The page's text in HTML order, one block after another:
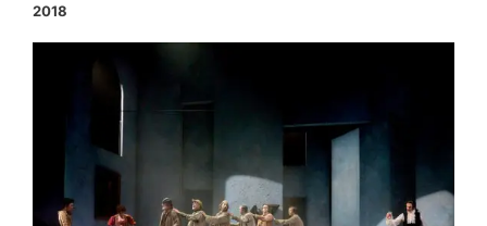
2018